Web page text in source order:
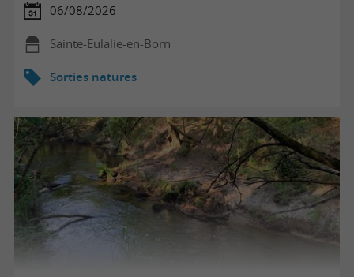
06/08/2026
Sainte-Eulalie-en-Born
Sorties natures